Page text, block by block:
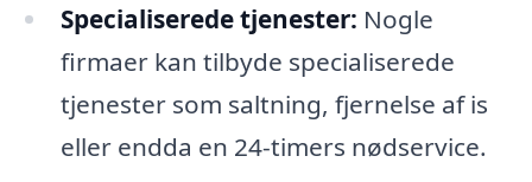
Specialiserede tjenester: Nogle
firmaer kan tilbyde specialiserede
tjenester som saltning, fjernelse af is
eller endda en 24-timers nødservice.